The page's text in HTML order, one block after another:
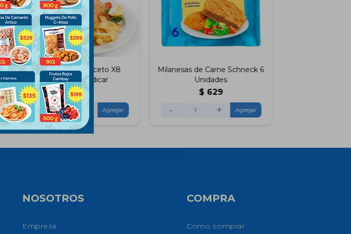
Milanesas de Peceto X8
Unidades Fadicar
$ 589
Milanesas de Carne Schneck 6
Unidades
$ 629
- +
NOSOTROS
Empresa
COMPRA
Como comprar